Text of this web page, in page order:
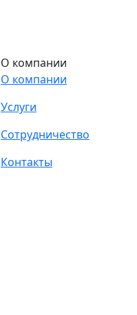
О компании
О компании
Услуги
Сотрудничество
Контакты